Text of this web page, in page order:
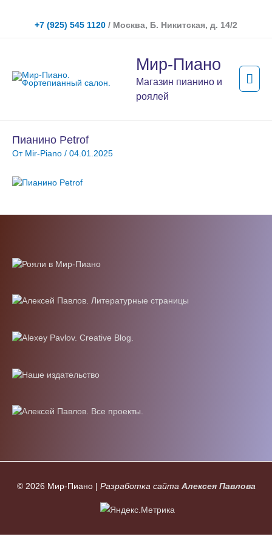
содержимому
+7 (925) 545 1120 / Москва, Б. Никитская, д. 14/2
Мир-Пиано
Магазин пианино и
роялей
Пианино Petrof
От Mir-Piano / 04.01.2025
© 2026 Мир-Пиано| Разработка сайта Алексея Павлова